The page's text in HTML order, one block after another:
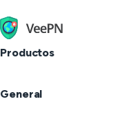
Productos
VPN for macOS
General